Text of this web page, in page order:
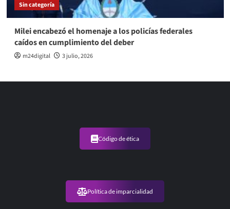
Sin categoría
Milei encabezó el homenaje a los policías federales
caídos en cumplimiento del deber
m24digital 3 julio, 2026
Código de ética
Política de imparcialidad